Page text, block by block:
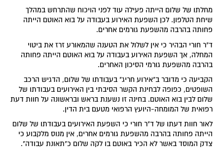
מחלתו של שלום הייתה פעילה עוד לפני הויכוח שהתרחש במהלך
שיחת הטלפון. לכן השפעת האירוע בעבודה על בוא האוטם הייתה
פחותה בהרבה מהשפעת גורמים אחרים.
ד"ר חורי הבהיר כי אין לשלול את הטענה שהמאורע זרז את ביטוי
המחלה, אך השפעת האירוע בעבודה על בוא האוטם הייתה פחותה
בהרבה מהשפעת גורמי הסיכון האחרים.
הקביעה כי מדובר ב"אירוע חריג" בעבודתו של שלום, הדגיש הרכב
השופטים, כפופה לבחינת הקשר הסיבתי בין האירועים בעבודתו של
שלום לבין בוא האוטם. בחינה זו נשענת בראש ובראשונה על חוות דעת
רפואית של המומחה-היועץ הרפואי מטעם בית הדין.
לאור חוות דעתו של ד"ר חורי כי השפעת האירועים בעבודתו של שלום
הייתה פחותה בהרבה מהשפעת גורמים אחרים, אין מנוס מלקבוע כי
צדק המוסד באשר לא הכיר באוטם בו לקה שלום כ"תאונת עבודה".